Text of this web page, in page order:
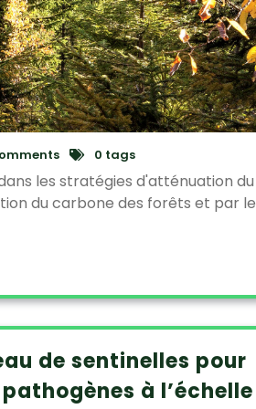
0 tags
les stratégies d'atténuation du
du carbone des forêts et par le
de sentinelles pour
à l’échelle